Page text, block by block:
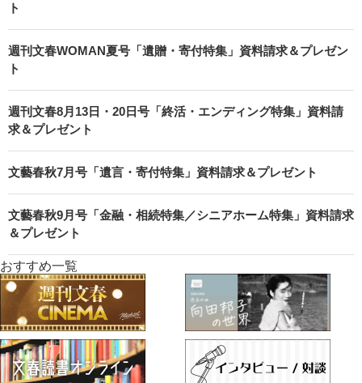
ト
週刊文春WOMAN夏号「遺贈・寄付特集」資料請求＆プレゼン
ト
週刊文春8月13日・20日号「終活・エンディング特集」資料請
求＆プレゼント
文藝春秋7月号「遺言・寄付特集」資料請求＆プレゼント
文藝春秋9月号「金融・相続特集／シニアホーム特集」資料請求
＆プレゼント
おすすめ一覧